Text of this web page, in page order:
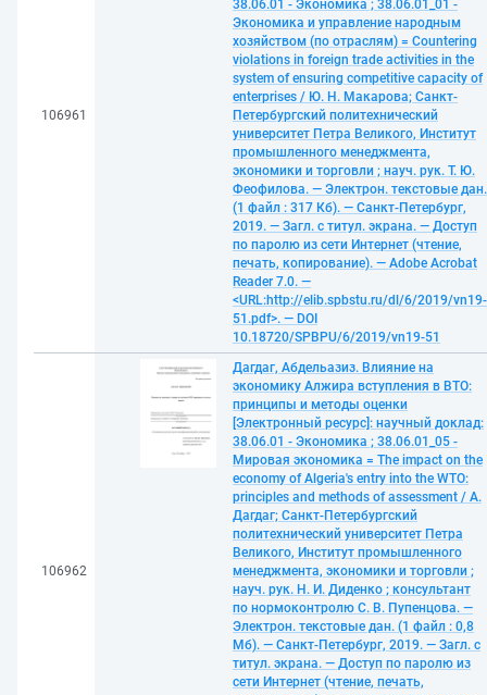
106961
38.06.01 - Экономика ; 38.06.01_01 -
Экономика и управление народным
хозяйством (по отраслям) = Countering
violations in foreign trade activities in the
system of ensuring competitive capacity of
enterprises / Ю. Н. Макарова; Санкт-
Петербургский политехнический
университет Петра Великого, Институт
промышленного менеджмента,
экономики и торговли ; науч. рук. Т. Ю.
Феофилова. — Электрон. текстовые дан.
(1 файл : 317 Кб). — Санкт-Петербург,
2019. — Загл. с титул. экрана. — Доступ
по паролю из сети Интернет (чтение,
печать, копирование). — Adobe Acrobat
Reader 7.0. —
<URL:http://elib.spbstu.ru/dl/6/2019/vn19-
51.pdf>. — DOI
10.18720/SPBPU/6/2019/vn19-51
106962
Дагдаг, Абдельазиз. Влияние на
экономику Алжира вступления в ВТО:
принципы и методы оценки
[Электронный ресурс]: научный доклад:
38.06.01 - Экономика ; 38.06.01_05 -
Мировая экономика = The impact on the
economy of Algeria's entry into the WTO:
principles and methods of assessment / А.
Дагдаг; Санкт-Петербургский
политехнический университет Петра
Великого, Институт промышленного
менеджмента, экономики и торговли ;
науч. рук. Н. И. Диденко ; консультант
по нормоконтролю С. В. Пупенцова. —
Электрон. текстовые дан. (1 файл : 0,8
Мб). — Санкт-Петербург, 2019. — Загл. с
титул. экрана. — Доступ по паролю из
сети Интернет (чтение, печать,